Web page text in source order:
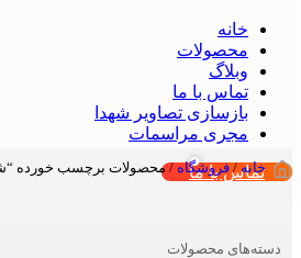
خانه
محصولات
وبلاگ
تماس با ما
بازسازی تصاویر شهدا
مجری مراسمات
تماس با ما
خانه/ فروشگاه/ محصولات برچسب خورده
دسته‌های محصولات